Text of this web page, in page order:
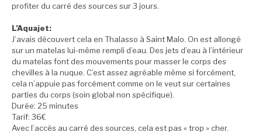
profiter du carré des sources sur 3 jours.
L’Aquajet:
J’avais découvert cela en Thalasso à Saint Malo. On est allongé
sur un matelas lui-même rempli d’eau. Des jets d’eau à l’intérieur
du matelas font des mouvements pour masser le corps des
chevilles à la nuque. C’est assez agréable même si forcément,
cela n’appuie pas forcément comme on le veut sur certaines
parties du corps (soin global non spécifique).
Durée: 25 minutes
Tarif: 36€
Avec l’accès au carré des sources, cela est pas « trop » cher.